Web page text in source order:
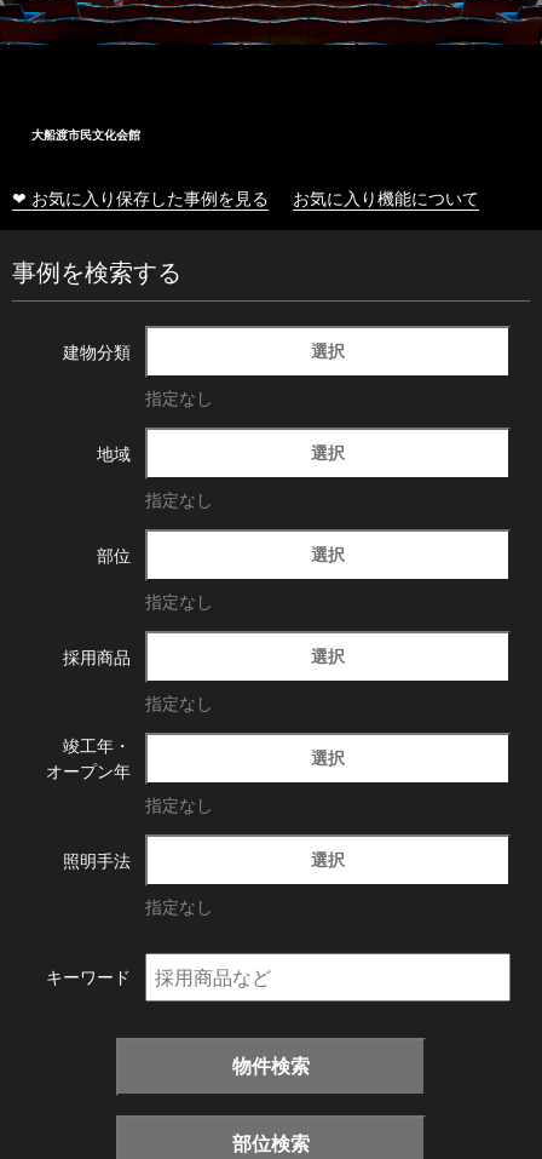
大船渡市民文化会館
❤ お気に入り保存した事例を見る お気に入り機能について
事例を検索する
建物分類 選択
指定なし
地域 選択
指定なし
部位 選択
指定なし
採用商品 選択
指定なし
竣工年・
オープン年
選択
指定なし
照明手法 選択
指定なし
キーワード
物件検索
部位検索